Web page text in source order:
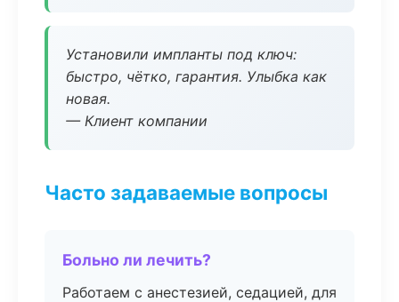
Установили импланты под ключ:
быстро, чётко, гарантия. Улыбка как
новая.
— Клиент компании
Часто задаваемые вопросы
Больно ли лечить?
Работаем с анестезией, седацией, для